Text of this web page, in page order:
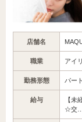
店舗名
職業 アイ
勤務形態 パー
給与
【未
☆交…